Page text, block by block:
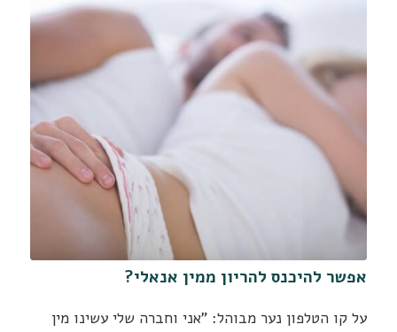
אפשר להיכנס להריון ממין אנאלי?
על קו הטלפון נער מבוהל: "אני וחברה שלי עשינו מין